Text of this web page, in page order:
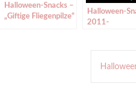
Halloween-Snacks –
„Giftige Fliegenpilze“
Halloween-
2011-